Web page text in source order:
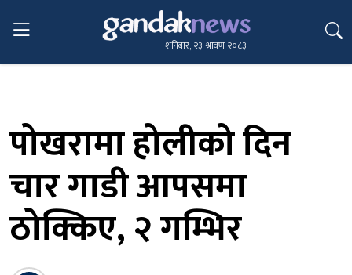
शनिबार, २३ श्रावण २०८३
पोखरामा होलीको दिन
चार गाडी आपसमा
ठोक्किए, २ गम्भिर